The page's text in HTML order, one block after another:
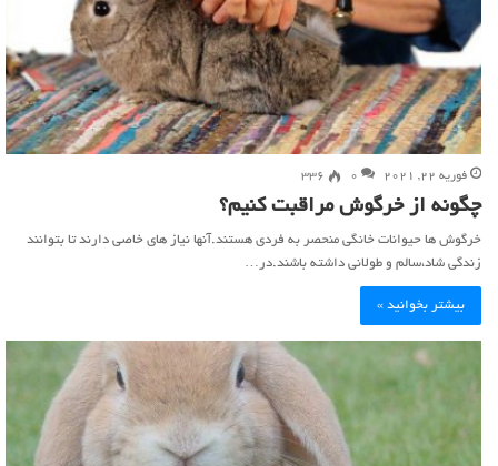
فوریه 22, 2021 0
336
چگونه از خرگوش مراقبت کنیم؟
خرگوش ها حیوانات خانگی منحصر به فردی هستند.آنها نیاز های خاصی دارند تا بتوانند
زندگی شاد،سالم و طولانی داشته باشند.در…
بیشتر بخوانید »